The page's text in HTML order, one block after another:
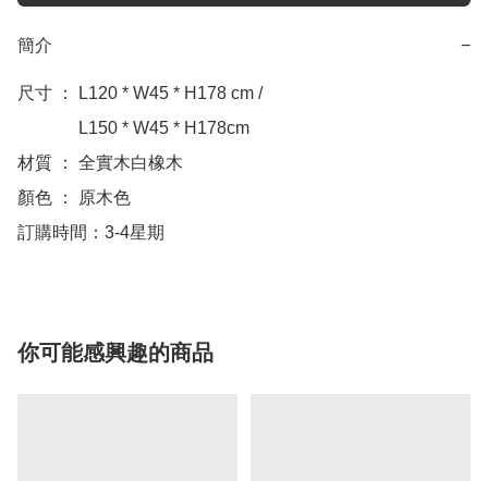
簡介 −
尺寸 ： L120 * W45 * H178 cm /
材質 ： 全實木白橡木
顏色 ： 原木色
訂購時間：3-4星期
你可能感興趣的商品